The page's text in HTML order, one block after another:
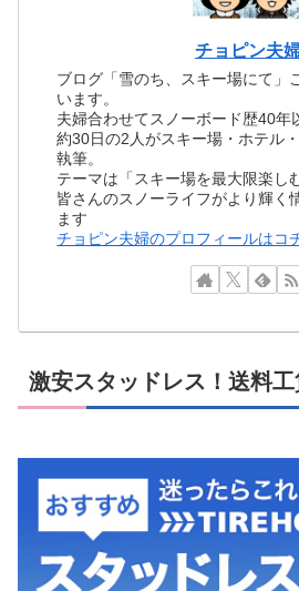
チョピン夫
ブログ「雪のち、スキー場にて」
います。
夫婦合わせてスノーボード歴40年
約30日の2人がスキー場・ホテル
執筆。
テーマは「スキー場を最大限楽し
皆さんのスノーライフがより輝く
ます
チョピン夫婦のプロフィールはコ
激安スタッドレス！送料